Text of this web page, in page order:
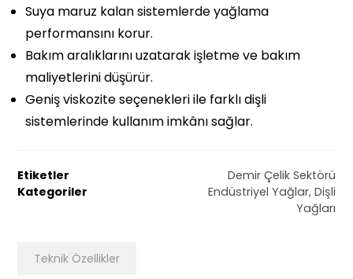
Suya maruz kalan sistemlerde yağlama
performansını korur.
Bakım aralıklarını uzatarak işletme ve bakım
maliyetlerini düşürür.
Geniş viskozite seçenekleri ile farklı dişli
sistemlerinde kullanım imkânı sağlar.
Etiketler
Demir Çelik Sektörü
Kategoriler
Endüstriyel Yağlar, Dişli
Yağları
Teknik Özellikler